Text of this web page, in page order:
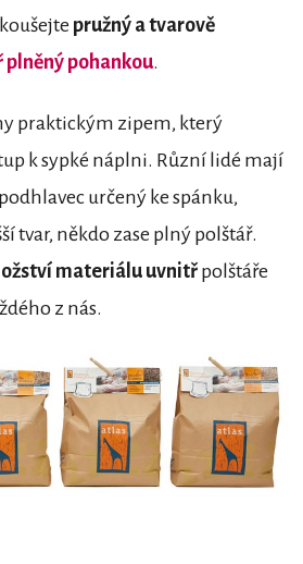
pružný a tvarově
plněný pohankou.
praktickým zipem, který
k sypké náplni. Různí lidé mají
určený ke spánku,
tvar, někdo zase plný polštář.
materiálu uvnitř polštáře
z nás.